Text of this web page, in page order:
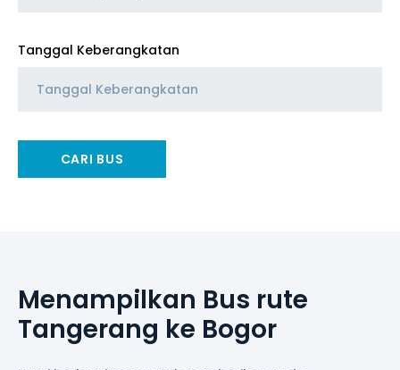
Tanggal Keberangkatan
CARI BUS
Menampilkan Bus rute
Tangerang ke Bogor